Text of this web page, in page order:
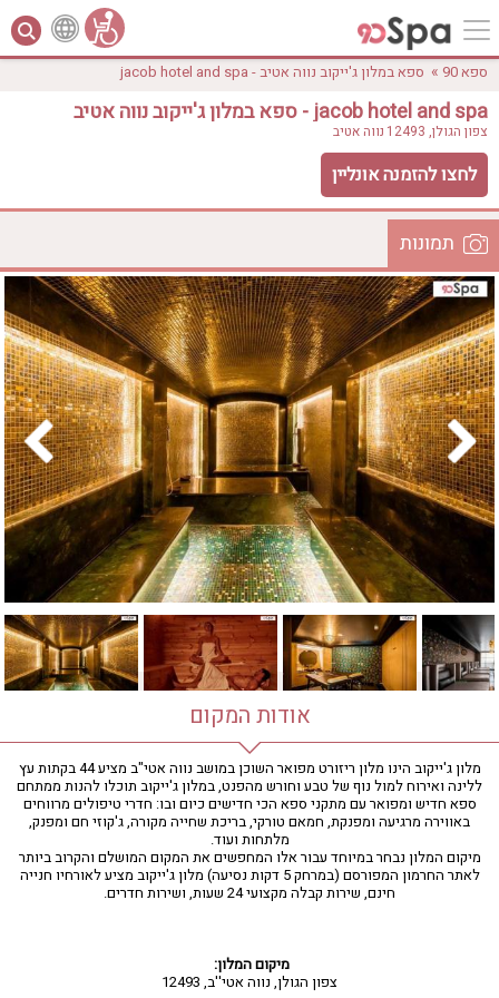
לפי אבזורים
אירוודה
ארוחה
בריכה מחוממת
בריכה חיצונית
ג'קוזי
ג'קוזי פרטי
חדר כושר
חמאם טורקי
טיפול במים
טיפול קלאסי
טיפולי קוסמטיקה
סאונה רטובה
סאונה יבשה
עיסוי תאילנדי
שיאצו
אישור טווח מחירים ₪0 - ₪3000
ספא 90 » ספא במלון ג'ייקוב נווה אטיב - jacob hotel and spa
ספא במלון ג'ייקוב נווה אטיב - jacob hotel and spa
צפון הגולן, 12493 נווה אטיב
לחצו להזמנה אונליין
תמונות
המקום
אודות המקום
מלון ג'ייקוב הינו מלון ריזורט מפואר השוכן במושב נווה אטי"ב מציע 44 בקתות עץ
ללינה ואירוח למול נוף של טבע וחורש מהפנט, במלון ג'ייקוב תוכלו להנות ממתחם
ספא חדיש ומפואר עם מתקני ספא הכי חדישים כיום ובו: חדרי טיפולים מרווחים
באווירה מרגיעה ומפנקת, חמאם טורקי, בריכת שחייה מקורה, ג'קוזי חם ומפנק,
מלתחות ועוד.
מיקום המלון נבחר במיוחד עבור אלו המחפשים את המקום המושלם והקרוב ביותר
לאתר החרמון המפורסם (במרחק 5 דקות נסיעה) מלון ג'ייקוב מציע לאורחיו חנייה
חינם, שירות קבלה מקצועי 24 שעות, ושירות חדרים.
מיקום המלון:
צפון הגולן, נווה אטי''ב, 12493